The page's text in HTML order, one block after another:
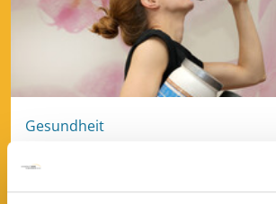
Gesundheit
Proteine – Wundermittel oder
Hype?